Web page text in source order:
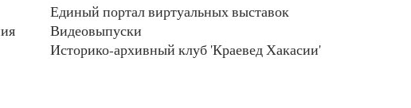
Единый портал виртуальных выставок
Видеовыпуски
Историко-архивный клуб 'Краевед Хакасии'